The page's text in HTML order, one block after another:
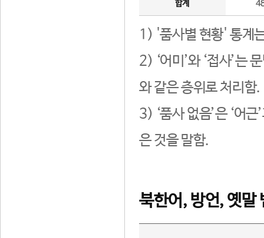
합계
1) '품사별 현황' 통계
2) ‘어미’와 ‘접사’는
와 같은 층위로 처리함.
3) ‘품사 없음’은 ‘어
은 것을 말함.
북한어, 방언, 옛말